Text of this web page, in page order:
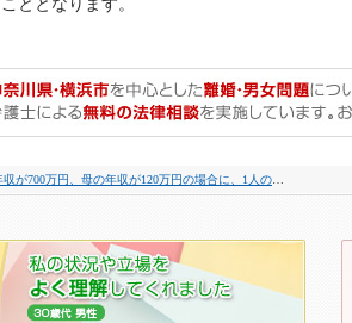
こととなります。